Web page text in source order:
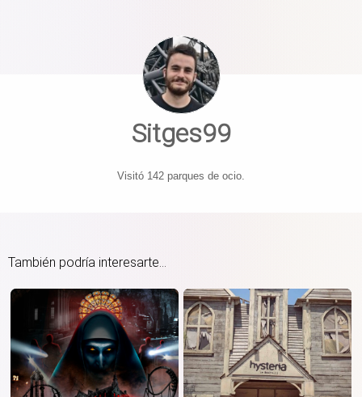
Sitges99
Visitó 142 parques de ocio.
También podría interesarte...